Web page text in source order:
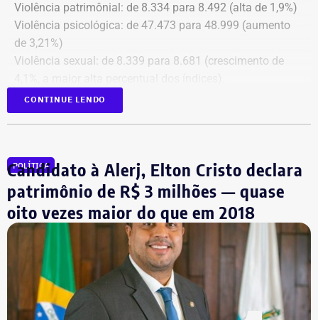
Violência patrimônial: de 8.334 para 8.492 (alta de 1,9%)
Violência psicológica: de 47.473 para 48.999 (aumento
de 3,21%)
Violência sexual: de 8.339 para 8.681 (crescimento de
A única estatística que apresentou queda foi a de
violência física, que passou de 43.743 em 2024 para
Símbolo dessa batalha, a atriz e jornalista Cristiano
Machado vivenciou essa realidade em 2018, quando se
tornou conhecida do público ao filmar as agressões que
sofria do ex-marido, o empresário e ex-diplomata Sérgio
Schiller Thompson-Flores. Em setembro do ano seguinte,
a Justiça do Rio o condenou a três anos de prisão em
regime semiaberto.
CONTINUE LENDO
POLÍTICA
Candidato à Alerj, Elton Cristo declara
patrimônio de R$ 3 milhões — quase
oito vezes maior do que em 2018